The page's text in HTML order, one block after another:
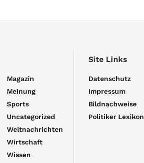
Magazin
Meinung
Sports
Uncategorized
Weltnachrichten
Wirtschaft
Wissen
Site Links
Datenschutz
Impressum
Bildnachweise
Politiker Lexikon